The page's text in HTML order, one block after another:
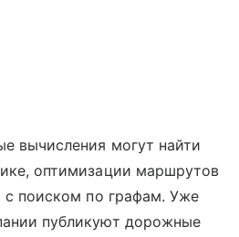
вычисления могут найти
оптимизации маршрутов
с поиском по графам. Уже
публикуют дорожные